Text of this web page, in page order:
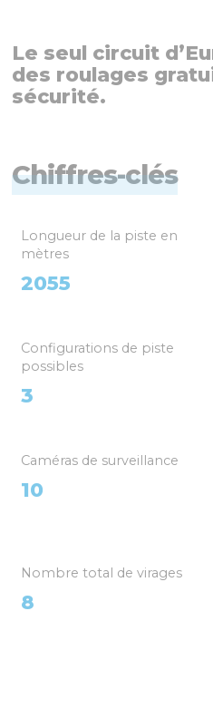
Le seul circuit
des roulages
sécurité.
Chiffres-clés
Longueur de la piste en
mètres
2055
Configurations de piste
possibles
3
Caméras de surveillance
10
Nombre total de virages
8